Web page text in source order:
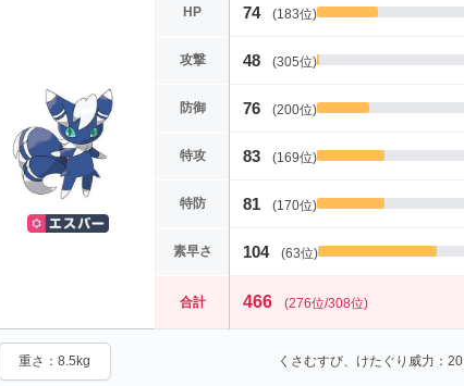
HP 74 (183位)
攻撃 48 (305位)
防御 76 (200位)
特攻 83 (169位)
特防 81 (170位)
素早さ 104 (63位)
合計 466 (276位/308位)
重さ：8.5kg くさむすび、けたぐり威力：20